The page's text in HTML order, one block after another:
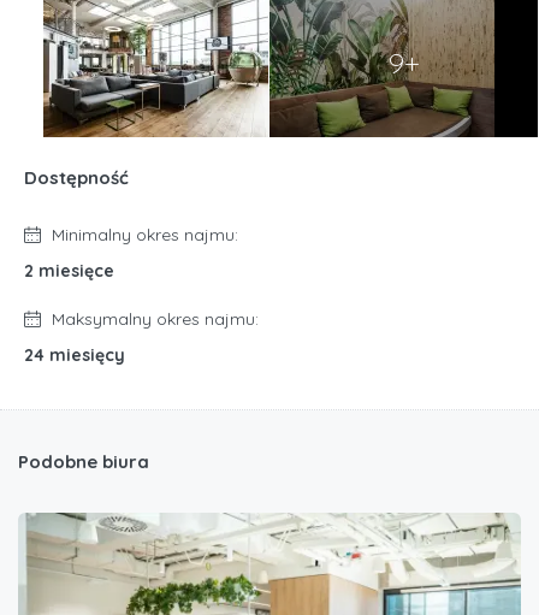
9+
Dostępność
Minimalny okres najmu:
2 miesięce
Maksymalny okres najmu:
24 miesięcy
Podobne biura